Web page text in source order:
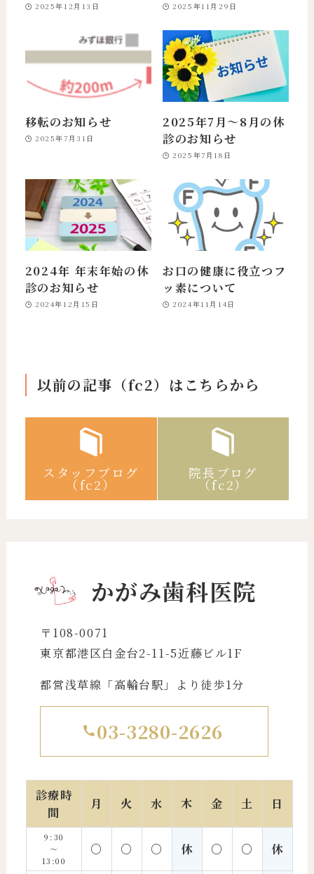
2025年12月13日 2025年11月29日
移転のお知らせ
2025年7月31日
2025年7月～8月の休
診のお知らせ
2025年7月18日
2024年 年末年始の休
診のお知らせ
2024年12月15日
お口の健康に役立つフ
ッ素について
2024年11月14日
以前の記事（fc2）はこちらから
スタッフブログ
（fc2）
院長ブログ
（fc2）
診療時
間
月 火 水 木 金 土 日
9:30
〜
13:00
○ ○ ○ 休 ○ ○ 休
かがみ歯科医院
〒108-0071
東京都港区白金台2-11-5近藤ビル1F
都営浅草線「高輪台駅」より徒歩1分
03-3280-2626